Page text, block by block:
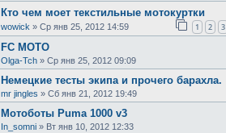
Кто чем моет текстильные мотокуртки
wowick » Ср янв 25, 2012 14:59 1 2 3
FC MOTO
Olga-Tch » Ср янв 25, 2012 09:09
Немецкие тесты экипа и прочего барахла.
mr jingles » Сб янв 21, 2012 19:49
Мотоботы Puma 1000 v3
In_somni » Вт янв 10, 2012 12:33